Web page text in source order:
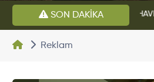
SON DAKİKA
Reklam